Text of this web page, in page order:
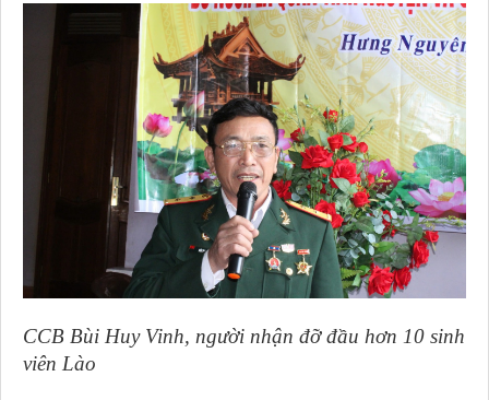
CCB Bùi Huy Vinh, người nhận đỡ đầu hơn 10 sinh
viên Lào